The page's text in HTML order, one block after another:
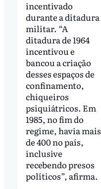
incentivado
durante a ditadura
militar. “A
ditadura de 1964
incentivou e
bancou a criação
desses espaços de
confinamento,
chiqueiros
psiquiátricos. Em
1985, no fim do
regime, havia mais
de 400 no país,
inclusive
recebendo presos
políticos”, afirma.